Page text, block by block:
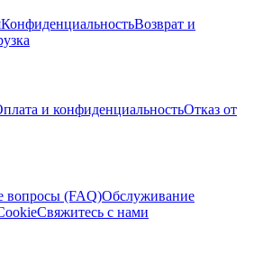
КонфиденциальностьВозврат и
и конфиденциальностьОтказ от
вопросы (FAQ)Обслуживание
Свяжитесь с нами